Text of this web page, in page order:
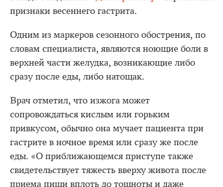
признаки весеннего гастрита.
Одним из маркеров сезонного обострения, по
словам специалиста, являются ноющие боли в
верхней части желудка, возникающие либо
сразу после еды, либо натощак.
Врач отметил, что изжога может
сопровождаться кислым или горьким
привкусом, обычно она мучает пациента при
гастрите в ночное время или сразу же после
еды. «О приближающемся приступе также
свидетельствует тяжесть вверху живота после
приема пищи вплоть до тошноты и даже